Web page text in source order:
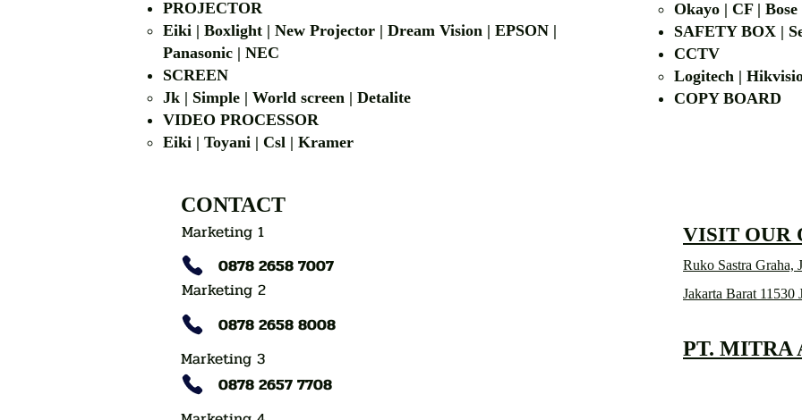
PROJECTOR
Eiki | Boxlight | New Projector | Dream Vision | EPSON |
Panasonic | NEC
SCREEN
Jk | Simple | World screen | Detalite
VIDEO PROCESSOR
Eiki | Toyani | Csl | Kramer
Okayo | CF | Bose
SAFETY BOX |
CCTV
Logitech |
COPY
CONTACT
Marketing 1
0878 2658 7007
Marketing 2
0878 2658 8008
Marketing 3
0878 2657 7708
VISIT OUR
Ruko Sastra Graha,
Jakarta Barat 11530
PT. MITRA